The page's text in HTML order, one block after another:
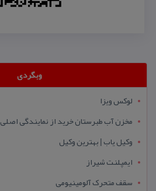
وبگردی
لوکس ویزا
مخزن آب طبرستان خرید از نمایندگی اصلی
وکیل یاب | بهترین وکیل
ایمپلنت شیراز
سقف متحرک آلومینیومی